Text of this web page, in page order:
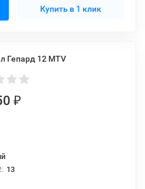
Купить в 1 клик
Гепард 12 MTV
₽
13